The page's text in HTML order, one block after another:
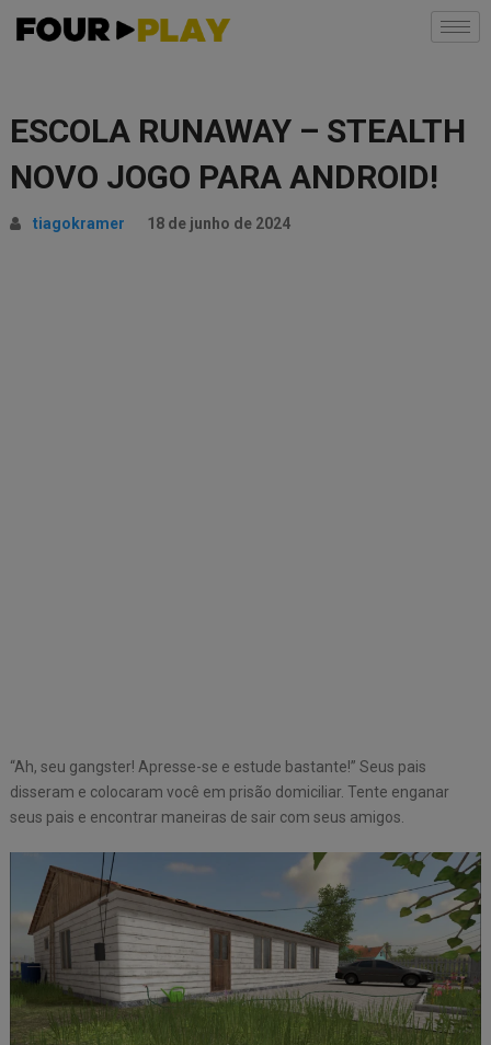
ESCOLA RUNAWAY – STEALTH
NOVO JOGO PARA ANDROID!
tiagokramer 18 de junho de 2024
“Ah, seu gangster! Apresse-se e estude bastante!” Seus pais
disseram e colocaram você em prisão domiciliar. Tente enganar
seus pais e encontrar maneiras de sair com seus amigos.